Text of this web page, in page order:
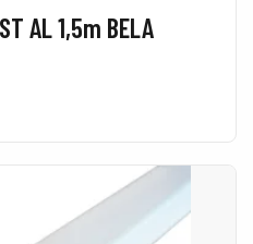
AL 1,5m BELA